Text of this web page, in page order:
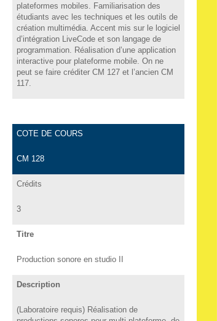
plateformes mobiles. Familiarisation des
étudiants avec les techniques et les outils de
création multimédia. Accent mis sur le logiciel
d’intégration LiveCode et son langage de
programmation. Réalisation d’une application
interactive pour plateforme mobile. On ne
peut se faire créditer CM 127 et l’ancien CM
117.
COTE DE COURS
CM 128
Crédits
3
Titre
Production sonore en studio II
Description
(Laboratoire requis) Réalisation de